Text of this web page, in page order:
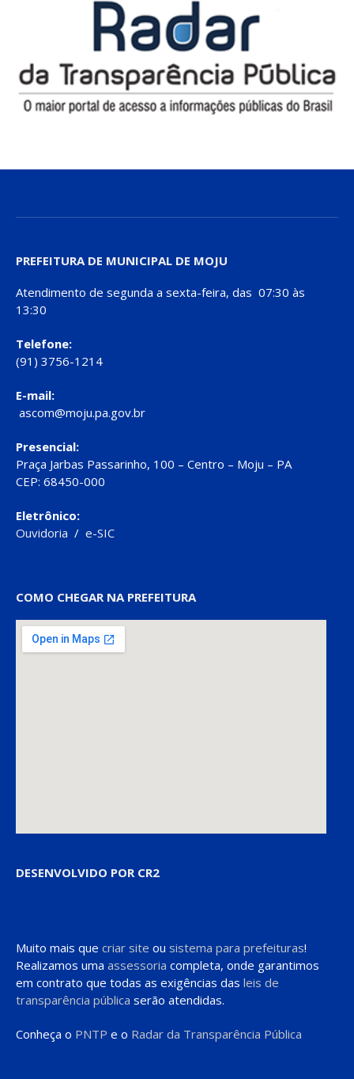
PREFEITURA DE MUNICIPAL DE MOJU
Atendimento de segunda a sexta-feira, das 07:30 às
13:30
Telefone:
(91) 3756-1214
E-mail:
ascom@moju.pa.gov.br
Presencial:
Praça Jarbas Passarinho, 100 – Centro – Moju – PA
CEP: 68450-000
Eletrônico:
Ouvidoria / e-SIC
COMO CHEGAR NA PREFEITURA
DESENVOLVIDO POR CR2
Muito mais que criar site ou sistema para prefeituras!
Realizamos uma assessoria completa, onde garantimos
em contrato que todas as exigências das leis de
transparência pública serão atendidas.
Conheça o PNTP e o Radar da Transparência Pública